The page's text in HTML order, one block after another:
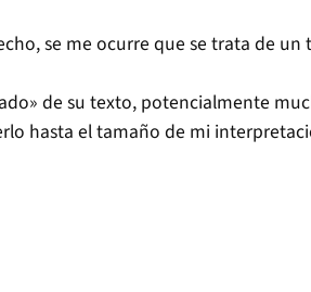
se me ocurre que se trata de
de su texto, potencialmente
hasta el tamaño de mi